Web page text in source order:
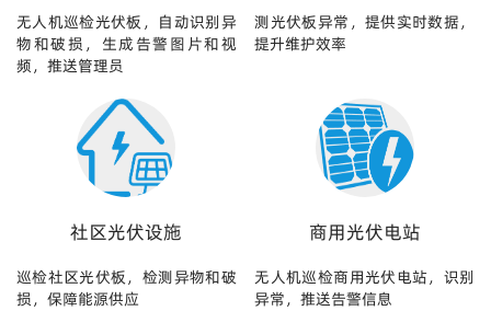
无人机巡检光伏板，自动识别异
物和破损，生成告警图片和视
频，推送管理员
测光伏板异常，提供实时数据，
提升维护效率
社区光伏设施
巡检社区光伏板，检测异物和破
损，保障能源供应
商用光伏电站
无人机巡检商用光伏电站，识别
异常，推送告警信息